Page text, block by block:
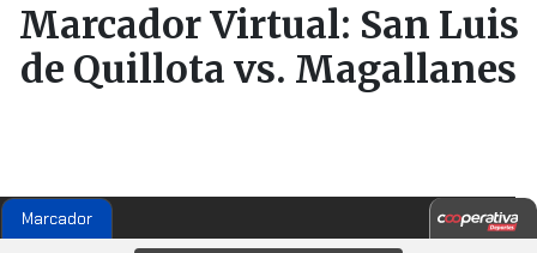
Marcador Virtual: San Luis
de Quillota vs. Magallanes
Marcador